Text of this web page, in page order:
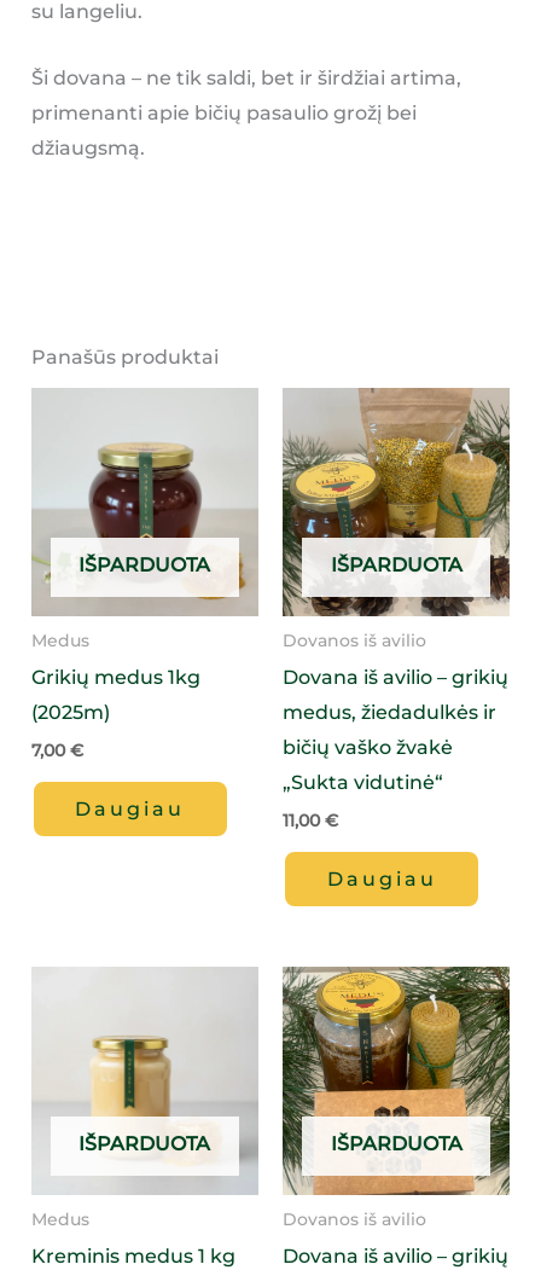
su langeliu.
Ši dovana – ne tik saldi, bet ir širdžiai artima,
primenanti apie bičių pasaulio grožį bei
džiaugsmą.
Panašūs produktai
IŠPARDUOTA
Medus
Grikių medus 1kg
(2025m)
7,00€
Daugiau
IŠPARDUOTA
Dovanos iš avilio
Dovana iš avilio – grikių
medus, žiedadulkės ir
bičių vaško žvakė
„Sukta vidutinė“
11,00€
Daugiau
IŠPARDUOTA
Medus
Kreminis medus 1 kg
IŠPARDUOTA
Dovanos iš avilio
Dovana iš avilio – grikių